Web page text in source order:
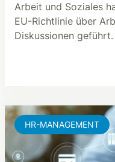
Arbeit und Soziales
EU-Richtlinie über
Diskussionen
HR-MANAGEMENT